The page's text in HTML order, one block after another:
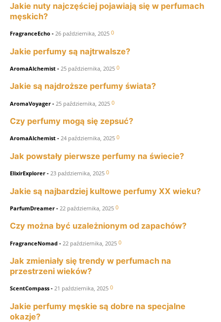
Jakie nuty najczęściej pojawiają się w perfumach
męskich?
FragranceEcho - 26 października, 2025 0
Jakie perfumy są najtrwalsze?
AromaAlchemist - 25 października, 2025 0
Jakie są najdroższe perfumy świata?
AromaVoyager - 25 października, 2025 0
Czy perfumy mogą się zepsuć?
AromaAlchemist - 24 października, 2025 0
Jak powstały pierwsze perfumy na świecie?
ElixirExplorer - 23 października, 2025 0
Jakie są najbardziej kultowe perfumy XX wieku?
ParfumDreamer - 22 października, 2025 0
Czy można być uzależnionym od zapachów?
FragranceNomad - 22 października, 2025 0
Jak zmieniały się trendy w perfumach na
przestrzeni wieków?
ScentCompass - 21 października, 2025 0
Jakie perfumy męskie są dobre na specjalne
okazje?